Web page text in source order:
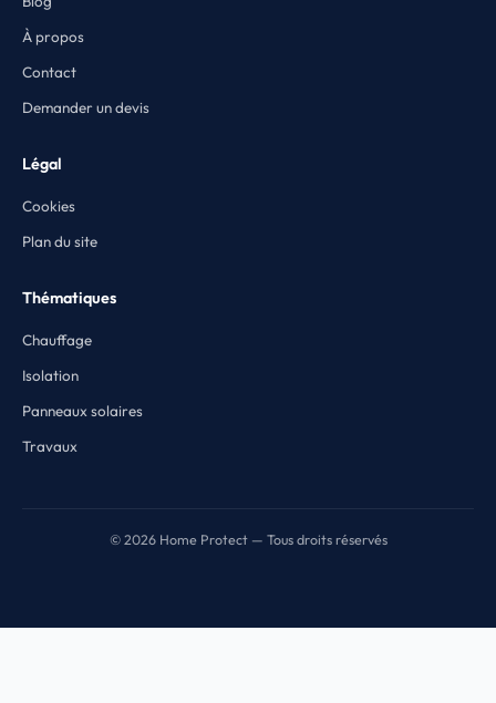
À propos
Contact
Demander un devis
Légal
Cookies
Plan du site
Thématiques
Chauffage
Isolation
Panneaux solaires
Travaux
© 2026 Home Protect — Tous droits réservés